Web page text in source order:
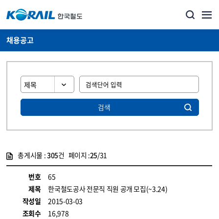
채용공고
검색
총게시물 :305건 페이지 :25/31
번호
65
제목
한국철도공사 전문직 직원 공개 모집(~3.24)
작성일
2015-03-03
조회수
16,978